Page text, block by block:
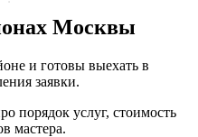
Москвы
и готовы выехать в
заявки.
порядок услуг, стоимость
мастера.